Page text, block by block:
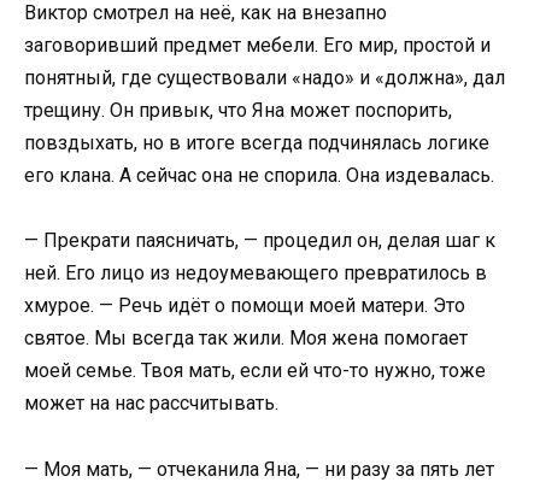
Виктор смотрел на неё, как на внезапно
заговоривший предмет мебели. Его мир, простой и
понятный, где существовали «надо» и «должна», дал
трещину. Он привык, что Яна может поспорить,
повздыхать, но в итоге всегда подчинялась логике
его клана. А сейчас она не спорила. Она издевалась.
— Прекрати паясничать, — процедил он, делая шаг к
ней. Его лицо из недоумевающего превратилось в
хмурое. — Речь идёт о помощи моей матери. Это
святое. Мы всегда так жили. Моя жена помогает
моей семье. Твоя мать, если ей что-то нужно, тоже
может на нас рассчитывать.
— Моя мать, — отчеканила Яна, — ни разу за пять лет